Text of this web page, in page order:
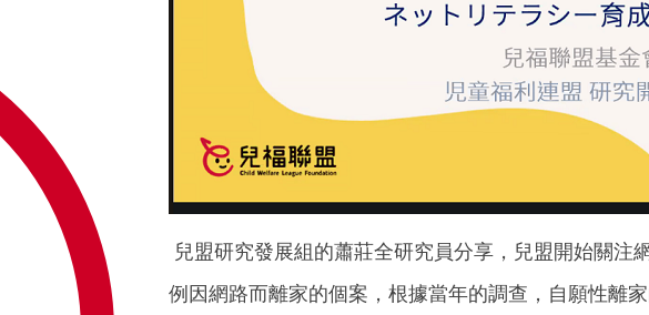
兒盟研究發展組的蕭莊全研究員分享，兒盟開始關
例因網路而離家的個案，根據當年的調查，自願性離